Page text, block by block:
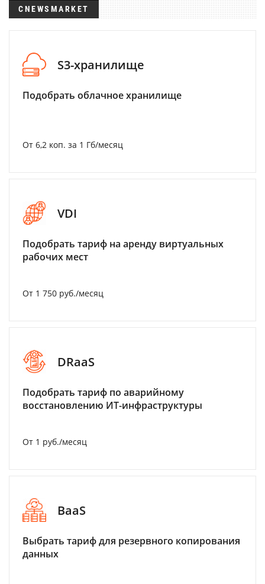
CNEWSMARKET
S3-хранилище
Подобрать облачное хранилище
От 6,2 коп. за 1 Гб/месяц
VDI
Подобрать тариф на аренду виртуальных
рабочих мест
От 1 750 руб./месяц
DRaaS
Подобрать тариф по аварийному
восстановлению ИТ-инфраструктуры
От 1 руб./месяц
BaaS
Выбрать тариф для резервного копирования
данных